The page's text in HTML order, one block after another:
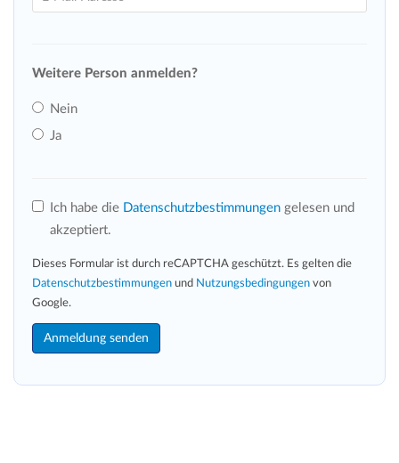
Weitere Person anmelden?
Nein
Ja
Ich habe die Datenschutzbestimmungen gelesen und
akzeptiert.
Dieses Formular ist durch reCAPTCHA geschützt. Es gelten die
Datenschutzbestimmungen und Nutzungsbedingungen von
Google.